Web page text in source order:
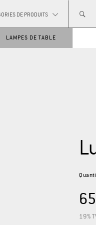
DE PRODUITS
DÉTACHÉES
0,00 €*
LAMPES DE TABLE
19%